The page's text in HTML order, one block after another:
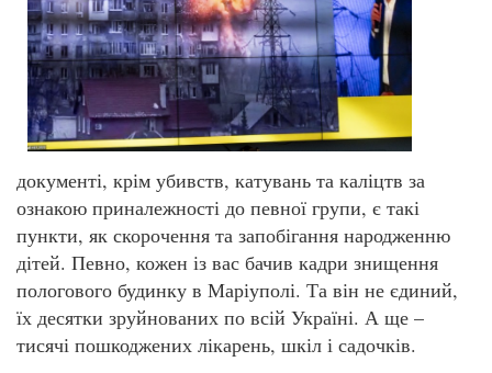
документі, крім убивств, катувань та каліцтв за
ознакою приналежності до певної групи, є такі
пункти, як скорочення та запобігання народженню
дітей. Певно, кожен із вас бачив кадри знищення
пологового будинку в Маріуполі. Та він не єдиний,
їх десятки зруйнованих по всій Україні. А ще –
тисячі пошкоджених лікарень, шкіл і садочків.